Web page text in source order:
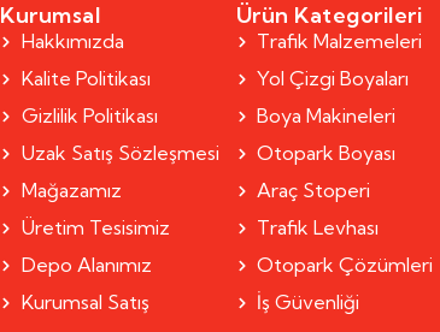
Kurumsal
Hakkımızda
Kalite Politikası
Gizlilik Politikası
Uzak Satış Sözleşmesi
Mağazamız
Üretim Tesisimiz
Depo Alanımız
Kurumsal Satış
Ürün Kategorileri
Trafik Malzemeleri
Yol Çizgi Boyaları
Boya Makineleri
Otopark Boyası
Araç Stoperi
Trafik Levhası
Otopark Çözümleri
İş Güvenliği